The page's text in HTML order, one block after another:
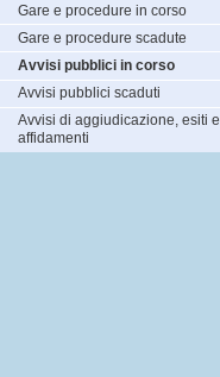
Gare e procedure in corso
Gare e procedure scadute
Avvisi pubblici in corso
Avvisi pubblici scaduti
Avvisi di aggiudicazione, esiti e
affidamenti